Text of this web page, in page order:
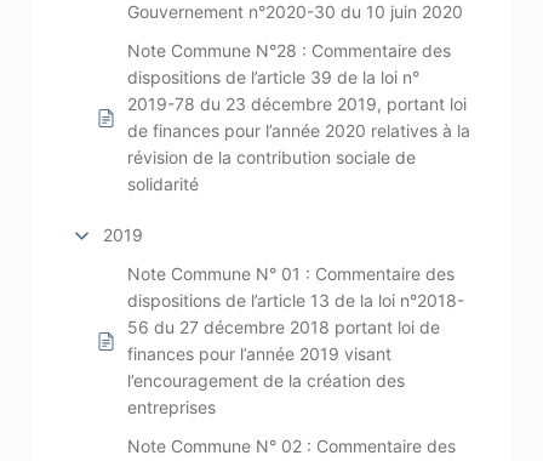
Gouvernement n°2020-30 du 10 juin 2020
Note Commune N°28 : Commentaire des
dispositions de l’article 39 de la loi n°
2019-78 du 23 décembre 2019, portant loi
de finances pour l’année 2020 relatives à la
révision de la contribution sociale de
solidarité
2019
Note Commune N° 01 : Commentaire des
dispositions de l’article 13 de la loi n°2018-
56 du 27 décembre 2018 portant loi de
finances pour l’année 2019 visant
l’encouragement de la création des
entreprises
Note Commune N° 02 : Commentaire des